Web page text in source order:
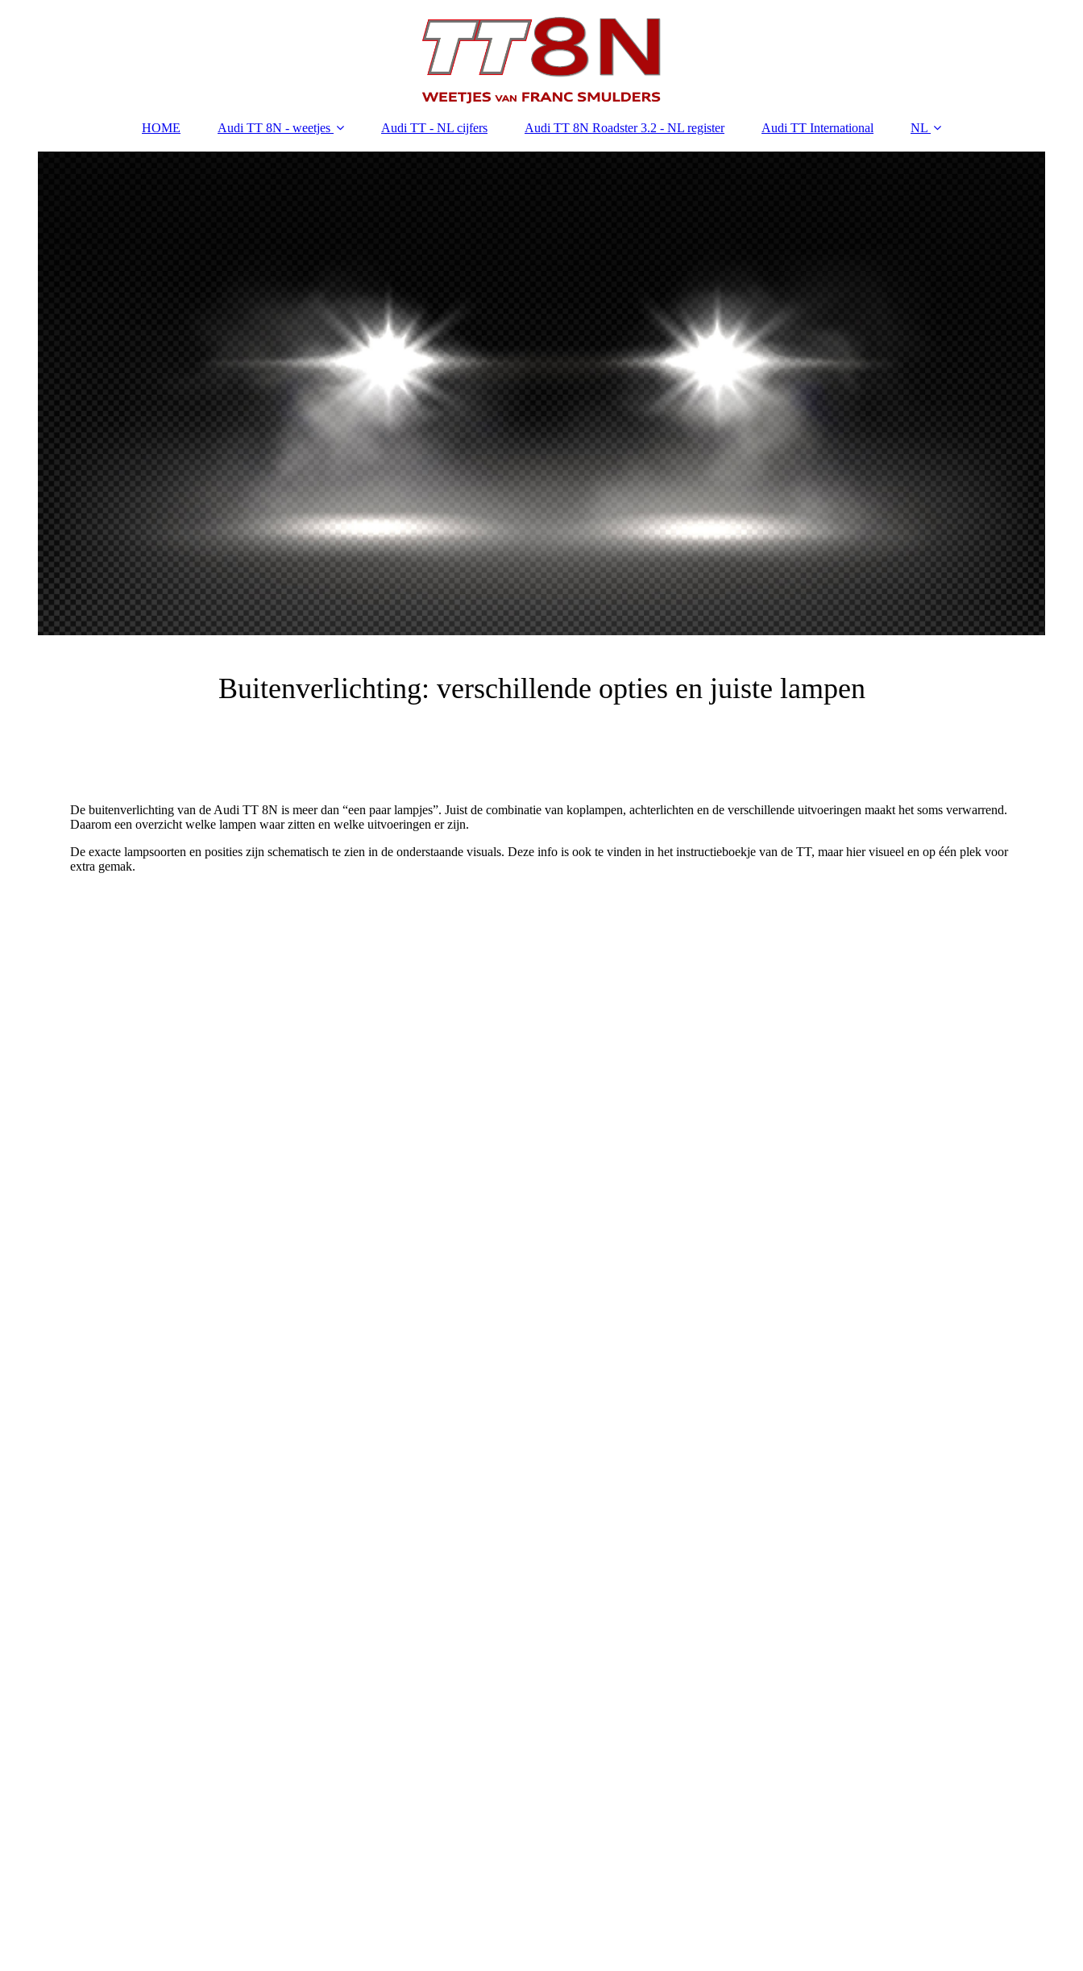
HOME Audi TT 8N - weetjes Audi TT - NL cijfers Audi TT 8N Roadster 3.2 - NL register Audi TT International NL
Buitenverlichting: verschillende opties en juiste lampen
De buitenverlichting van de Audi TT 8N is meer dan “een paar lampjes”. Juist de combinatie van koplampen, achterlichten en de verschillende uitvoeringen maakt het soms verwarrend.
Daarom een overzicht welke lampen waar zitten en welke uitvoeringen er zijn.
De exacte lampsoorten en posities zijn schematisch te zien in de onderstaande visuals. Deze info is ook te vinden in het instructieboekje van de TT, maar hier visueel en op één plek voor
extra gemak.